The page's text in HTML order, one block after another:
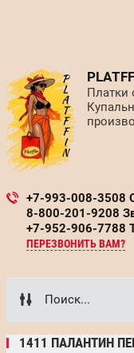
Платки
+7-993-008-3508
8-800-201-9208
+7-952-906-
ПЕРЕЗВОНИТЬ ВАМ?
1411 ПАЛАНТИН